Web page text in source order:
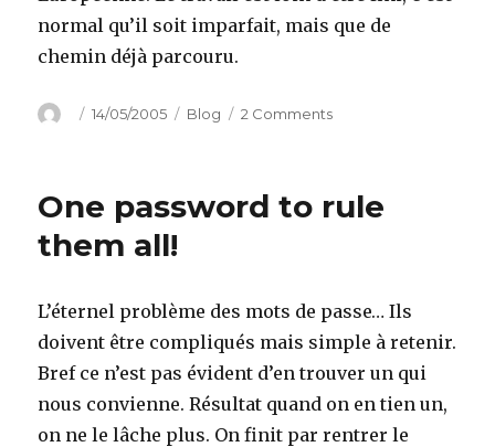
normal qu’il soit imparfait, mais que de
chemin déjà parcouru.
Author
Posted
14/05/2005 Categories
Blog 2 Commentson
One password to rule
them all!
L’éternel problème des mots de passe… Ils
doivent être compliqués mais simple à retenir.
Bref ce n’est pas évident d’en trouver un qui
nous convienne. Résultat quand on en tien un,
on ne le lâche plus. On finit par rentrer le